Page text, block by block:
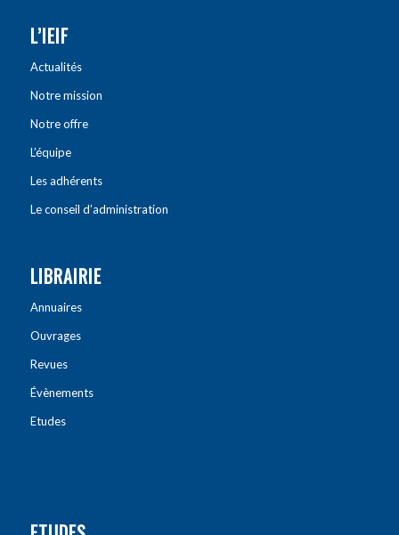
L’IEIF
Actualités
Notre mission
Notre offre
L’équipe
Les adhérents
Le conseil d’administration
LIBRAIRIE
Annuaires
Ouvrages
Revues
Évènements
Etudes